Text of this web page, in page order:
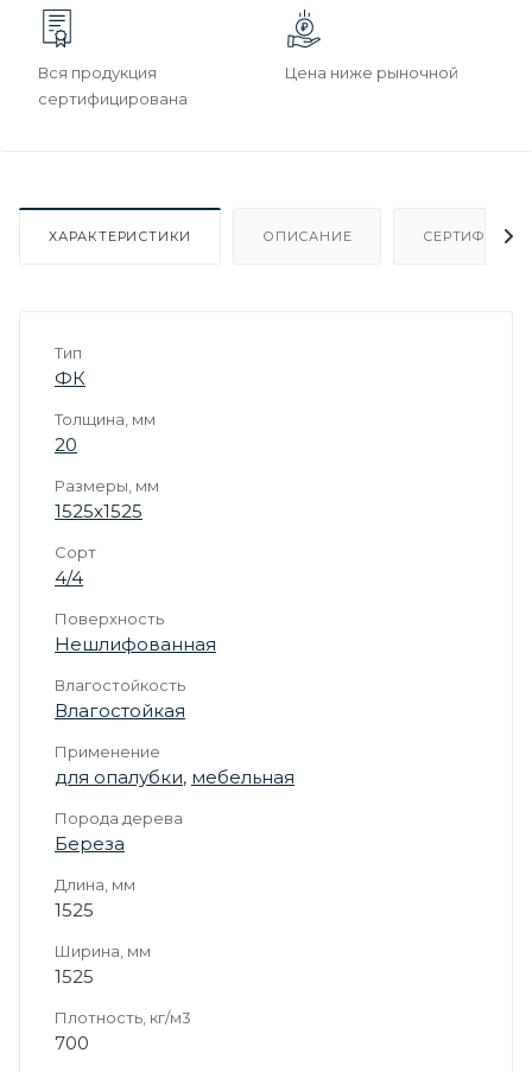
Вся продукция
сертифицирована
Цена ниже рыночной
ХАРАКТЕРИСТИКИ ОПИСАНИЕ
Тип
ФК
Толщина, мм
20
Размеры, мм
1525х1525
Сорт
4/4
Поверхность
Нешлифованная
Влагостойкость
Влагостойкая
Применение
для опалубки, мебельная
Порода дерева
Береза
Длина, мм
1525
Ширина, мм
1525
Плотность, кг/м3
700